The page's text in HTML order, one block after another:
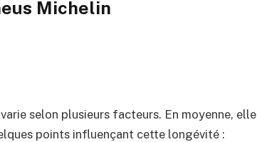
Michelin
selon plusieurs facteurs. En moyenne, elle
points influençant cette longévité :